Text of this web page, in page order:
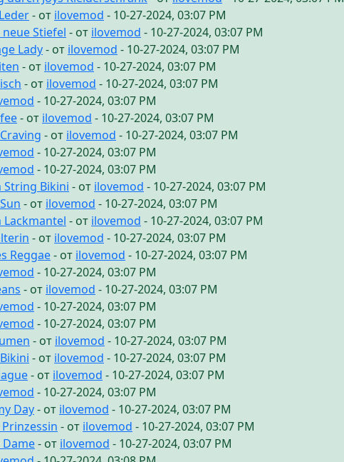
- от ilovemod - 10-27-2024, 03:07 PM
Stiefel - от ilovemod - 10-27-2024, 03:07 PM
Lady- от ilovemod - 10-27-2024, 03:07 PM
- от ilovemod - 10-27-2024, 03:07 PM
- от ilovemod - 10-27-2024, 03:07 PM
- 10-27-2024, 03:07 PM
- от ilovemod - 10-27-2024, 03:07 PM
- от ilovemod - 10-27-2024, 03:07 PM
- 10-27-2024, 03:07 PM
- 10-27-2024, 03:07 PM
String Bikini - от ilovemod - 10-27-2024, 03:07 PM
- от ilovemod - 10-27-2024, 03:07 PM
Lackmantel - от ilovemod - 10-27-2024, 03:07 PM
- от ilovemod - 10-27-2024, 03:07 PM
Reggae- от ilovemod - 10-27-2024, 03:07 PM
- 10-27-2024, 03:07 PM
- от ilovemod - 10-27-2024, 03:07 PM
- 10-27-2024, 03:07 PM
- 10-27-2024, 03:07 PM
- от ilovemod - 10-27-2024, 03:07 PM
- от ilovemod - 10-27-2024, 03:07 PM
- от ilovemod - 10-27-2024, 03:07 PM
- 10-27-2024, 03:07 PM
Day- от ilovemod - 10-27-2024, 03:07 PM
Prinzessin - от ilovemod - 10-27-2024, 03:07 PM
Dame- от ilovemod - 10-27-2024, 03:07 PM